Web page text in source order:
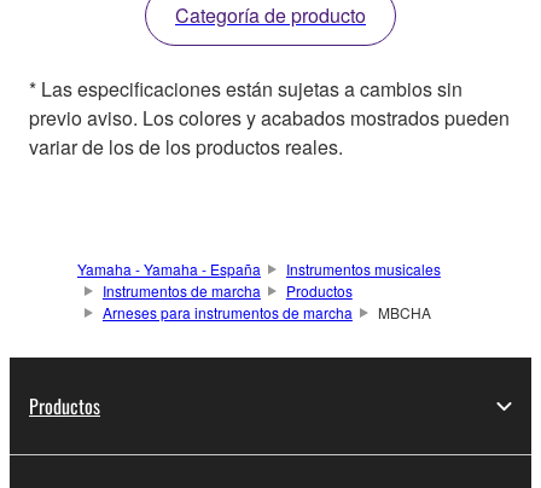
Categoría de producto
* Las especificaciones están sujetas a cambios sin
previo aviso. Los colores y acabados mostrados pueden
variar de los de los productos reales.
Yamaha - Yamaha - España
Instrumentos musicales
Instrumentos de marcha
Productos
Arneses para instrumentos de marcha
MBCHA
Productos